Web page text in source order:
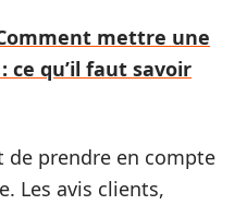
mettre une
ce qu’il faut savoir
prendre en compte
Les avis clients,